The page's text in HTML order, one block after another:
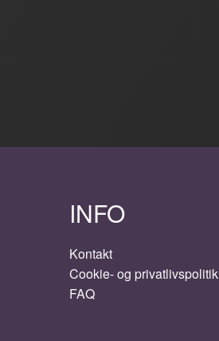
INFO
Kontakt
Cookie- og privatlivspolitik
FAQ